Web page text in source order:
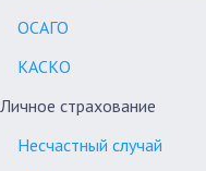
ОСАГО
КАСКО
Личное страхование
Несчастный случай